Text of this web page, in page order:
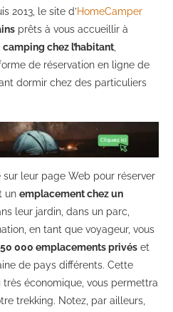
2013, le site d’HomeCamper
prêts à vous accueillir à
camping chez l’habitant
de réservation en ligne de
dormir chez des particuliers
sur leur page Web pour réserver
un emplacement chez un
leur jardin, dans un parc,
en tant que voyageur, vous
50 000 emplacements privés et
de pays différents. Cette
économique, vous permettra
trekking. Notez, par ailleurs,